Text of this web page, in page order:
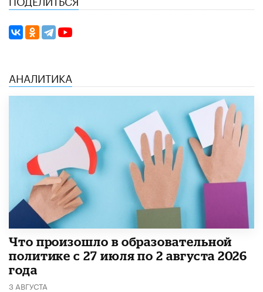
АНАЛИТИКА
​Что произошло в образовательной
политике с 27 июля по 2 августа 2026
года
3 АВГУСТА